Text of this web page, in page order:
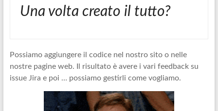
Una volta creato il tutto?
Possiamo aggiungere il codice nel nostro sito o nelle
nostre pagine web. Il risultato è avere i vari feedback su
issue Jira e poi … possiamo gestirli come vogliamo.